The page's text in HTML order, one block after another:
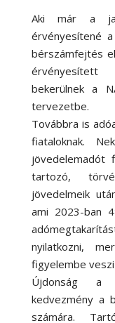
Aki már a
érvényesítené
bérszámfejtés
érvényesített
bekerülnek a
tervezetbe.
Továbbra is
fiataloknak.
jövedelemadót
tartozó,
jövedelmeik
ami 2023-ban
nyilatkozni,
figyelembe
Újdonság a
kedvezmény a
számára.